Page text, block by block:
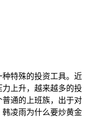
特殊的投资工具。近
上升，越来越多的投
通的上班族，出于对
凌雨为什么要炒黄金